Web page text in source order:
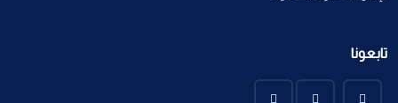
تابعونا